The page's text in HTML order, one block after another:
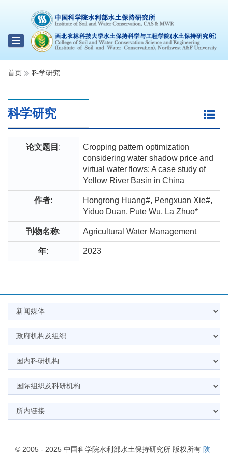
Toggle
navigation
首页 科学研究
科学研究
论文题目 :
Cropping pattern optimization
considering water shadow price and
virtual water flows: A case study of
Yellow River Basin in China
作者:
Hongrong Huang#, Pengxuan Xie#,
Yiduo Duan, Pute Wu, La Zhuo*
刊物名称: Agricultural Water Management
年: 2023
© 2005 - 2025 中国科学院水利部水土保持研究所 版权所有 陕